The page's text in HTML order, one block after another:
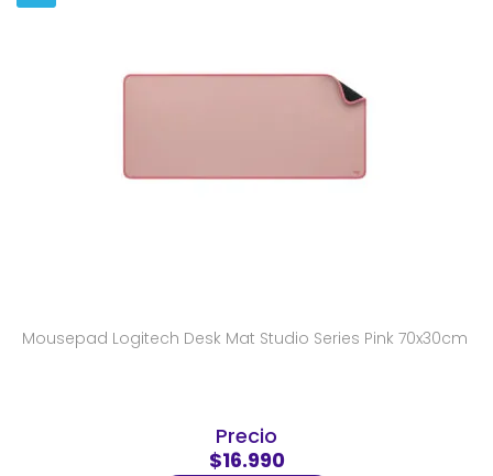
Mousepad Logitech Desk Mat Studio Series Pink 70x30cm
Precio
$16.990